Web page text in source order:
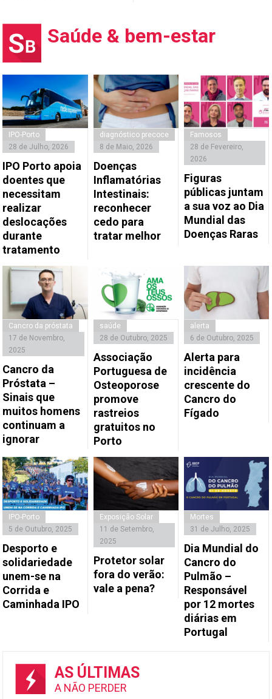
Saúde & bem-estar
IPO-Porto
28 de Julho, 2026
IPO Porto apoia
doentes que
necessitam
realizar
deslocações
durante
tratamento
diagnóstico precoce
8 de Maio, 2026
Doenças
Inflamatórias
Intestinais:
reconhecer
cedo para
tratar melhor
Famosos
28 de Fevereiro,
2026
Figuras
públicas juntam
a sua voz ao Dia
Mundial das
Doenças Raras
Cancro da próstata
17 de Novembro,
2025
Cancro da
Próstata –
Sinais que
muitos homens
continuam a
ignorar
saúde
28 de Outubro, 2025
Associação
Portuguesa de
Osteoporose
promove
rastreios
gratuitos no
Porto
alerta
6 de Outubro, 2025
Alerta para
incidência
crescente do
Cancro do
Fígado
IPO-Porto
5 de Outubro, 2025
Desporto e
solidariedade
unem-se na
Corrida e
Caminhada IPO
Exposição Solar
11 de Setembro,
2025
Protetor solar
fora do verão:
vale a pena?
Mortes
31 de Julho, 2025
Dia Mundial do
Cancro do
Pulmão –
Responsável
por 12 mortes
diárias em
Portugal
AS ÚLTIMAS
A NÃO PERDER